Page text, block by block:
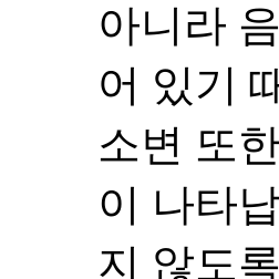
아니라
어 있기
소변 또
이 나타
지 않도